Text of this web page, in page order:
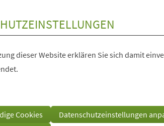
dieser Website erklären Sie sich damit
Cookies
Datenschutzeinstellungen